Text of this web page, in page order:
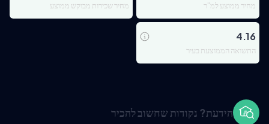
מחיר ממוצע למ"ר מחיר שכירות מבוקש ממוצע
4.16
התשואה הממוצעת בעיר
הידעת? נקודות שחשוב להכיר